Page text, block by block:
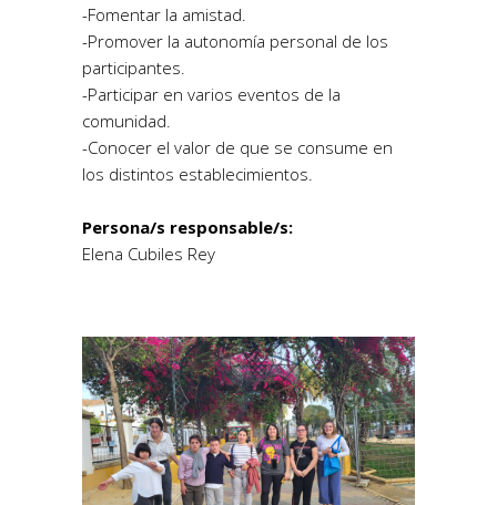
-Fomentar la amistad.
-Promover la autonomía personal de los
participantes.
-Participar en varios eventos de la
comunidad.
-Conocer el valor de que se consume en
los distintos establecimientos.
Persona/s responsable/s:
Elena Cubiles Rey